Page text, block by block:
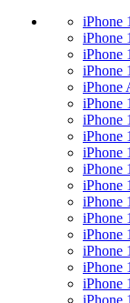
iPhone
iPhone
iPhone
iPhone
iPhone
iPhone
iPhone
iPhone
iPhone
iPhone
iPhone
iPhone
iPhone
iPhone
iPhone
iPhone
iPhone